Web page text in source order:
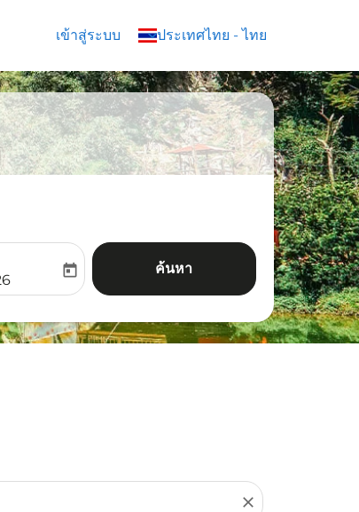
เข้าสู่ระบบ ประเทศไทย - ไทย
keyboard_arrow_down
return-date-aria-label
today ค้นหา
close